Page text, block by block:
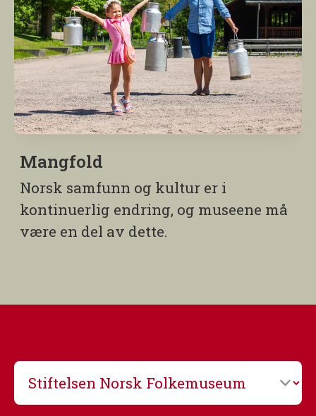
Mangfold
Norsk samfunn og kultur er i
kontinuerlig endring, og museene må
være en del av dette.